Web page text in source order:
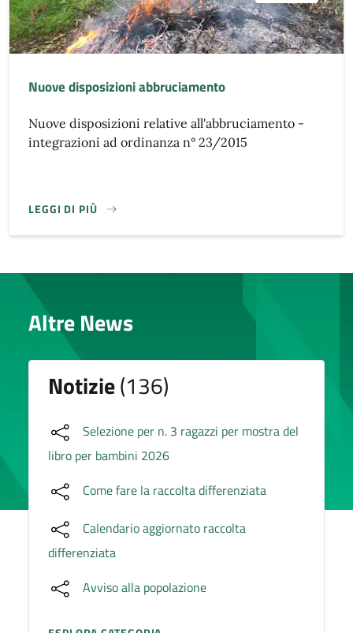
Nuove disposizioni abbruciamento
Nuove disposizioni relative all'abbruciamento -
integrazioni ad ordinanza n° 23/2015
LEGGI DI PIÙ
Altre News
Notizie(136)
Selezione per n. 3 ragazzi per mostra del
libro per bambini 2026
Come fare la raccolta differenziata
Calendario aggiornato raccolta
differenziata
Avviso alla popolazione